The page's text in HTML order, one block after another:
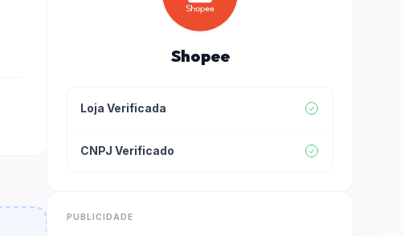
Shopee
Loja Verificada
CNPJ Verificado
PUBLICIDADE